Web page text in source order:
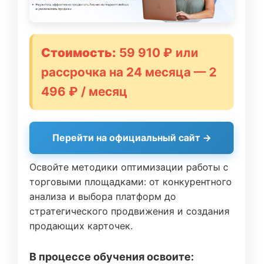
Стоимость: 59 910 ₽ или
рассрочка на 24 месяца — 2
496 ₽ / месяц
Перейти на официальный сайт →
Освойте методики оптимизации работы с
торговыми площадками: от конкурентного
анализа и выбора платформ до
стратегического продвижения и создания
продающих карточек.
В процессе обучения освоите: